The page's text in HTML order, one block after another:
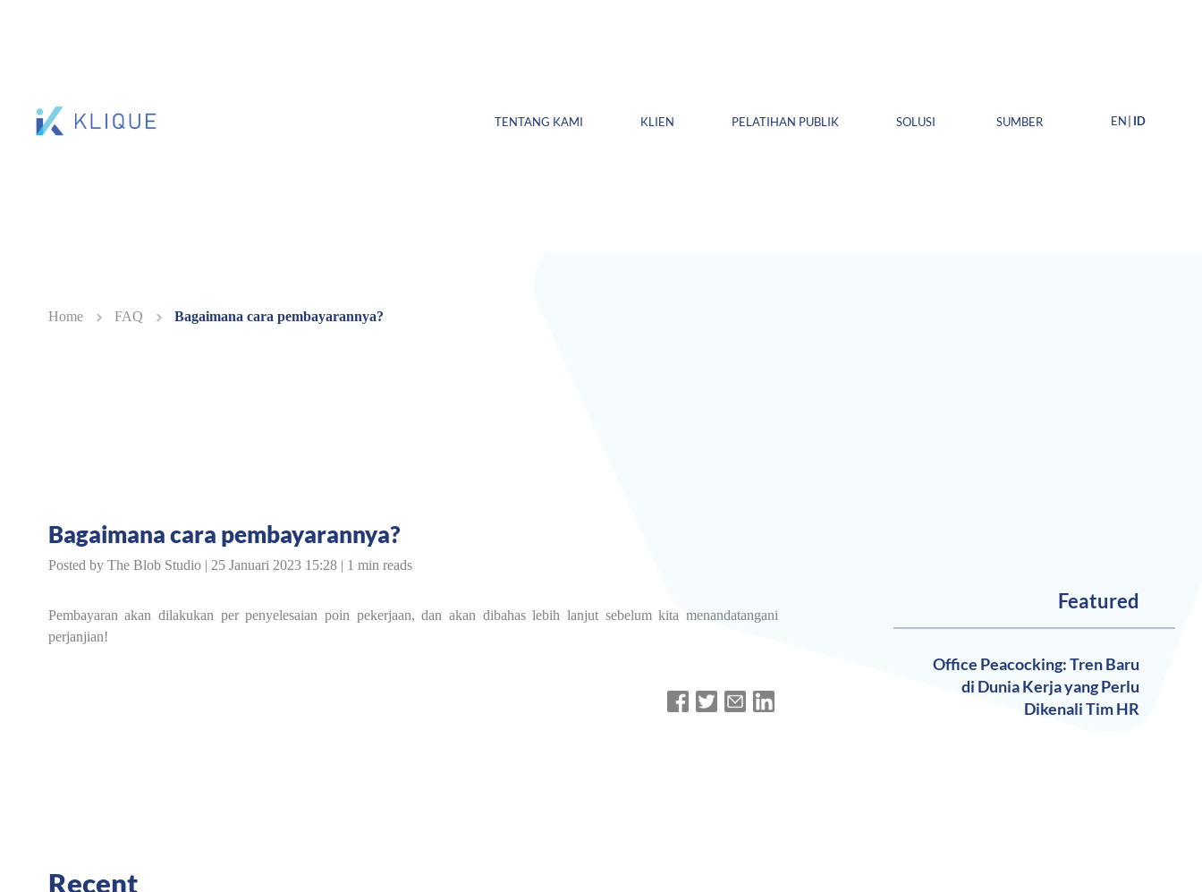
TENTANG KAMI KLIEN PELATIHAN PUBLIK SOLUSI SUMBER EN ID
Home FAQ Bagaimana cara pembayarannya?
Bagaimana cara pembayarannya?
Posted by The Blob Studio | 25 Januari 2023 15:28 | 1 min reads
Pembayaran akan dilakukan per penyelesaian poin pekerjaan, dan akan dibahas lebih lanjut sebelum kita menandatangani
perjanjian!
Featured
Office Peacocking: Tren Baru
di Dunia Kerja yang Perlu
Dikenali Tim HR
Recent